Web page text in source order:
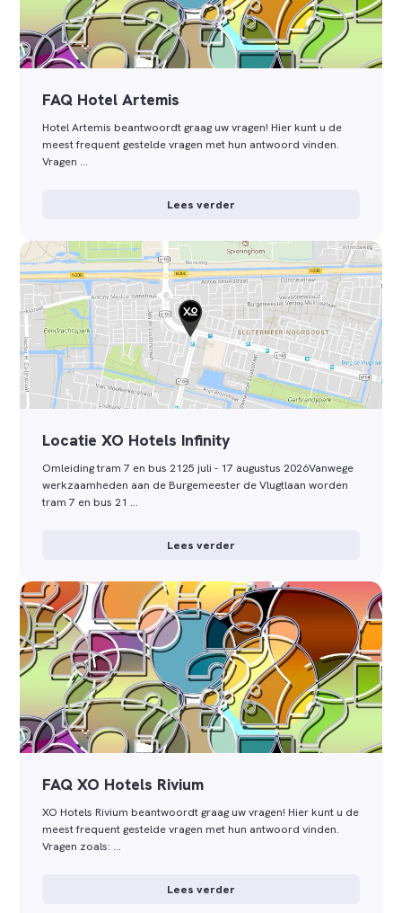
FAQ Hotel Artemis
Hotel Artemis beantwoordt graag uw vragen! Hier kunt u de
meest frequent gestelde vragen met hun antwoord vinden.
Vragen …
Lees verder
Locatie XO Hotels Infinity
Omleiding tram 7 en bus 2125 juli - 17 augustus 2026Vanwege
werkzaamheden aan de Burgemeester de Vlugtlaan worden
tram 7 en bus 21 …
Lees verder
FAQ XO Hotels Rivium
XO Hotels Rivium beantwoordt graag uw vragen! Hier kunt u de
meest frequent gestelde vragen met hun antwoord vinden.
Vragen zoals: …
Lees verder